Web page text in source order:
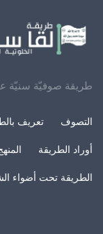
طريقة صوفيّة سنيّة
التصوف تعريف
أوراد الطريقة
الطريقة تحت أضواء